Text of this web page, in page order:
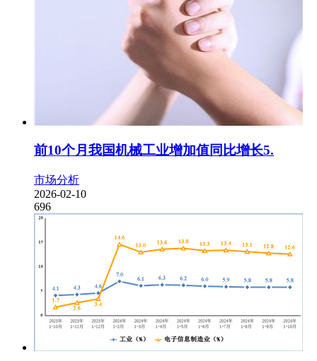
前10个月我国机械工业增加值同比增长5.
市场分析
2026-02-10
696